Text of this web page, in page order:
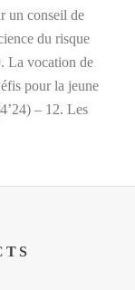
un conseil de
du risque
La vocation de
pour la jeune
– 12. Les